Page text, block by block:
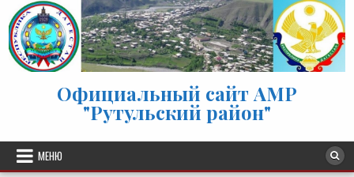
Перейти к содержимому
Официальный сайт АМР
"Рутульский район"
МЕНЮ